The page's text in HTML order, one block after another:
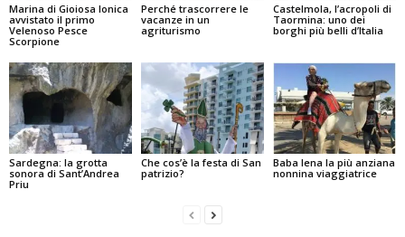
Marina di Gioiosa Ionica
avvistato il primo
Velenoso Pesce
Scorpione
Perché trascorrere le
vacanze in un
agriturismo
Castelmola, l’acropoli di
Taormina: uno dei
borghi più belli d’Italia
Sardegna: la grotta
sonora di Sant’Andrea
Priu
Che cos’è la festa di San
patrizio?
Baba lena la più anziana
nonnina viaggiatrice